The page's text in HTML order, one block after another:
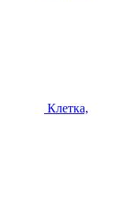
Клетка,